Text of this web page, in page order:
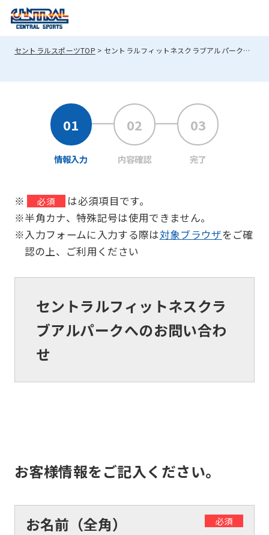
セントラルスポーツTOP セントラルフィットネスクラブアルパークへのお問い合わせ
情報入力 内容確認 完了
※ 必須
は必須項目です。
※半角カナ、特殊記号は使用できません。
※入力フォームに入力する際は対象ブラウザをご確
認の上、ご利用ください
セントラルフィットネスクラ
ブアルパークへのお問い合わ
せ
お客様情報をご記入ください。
お名前（全角） 必須